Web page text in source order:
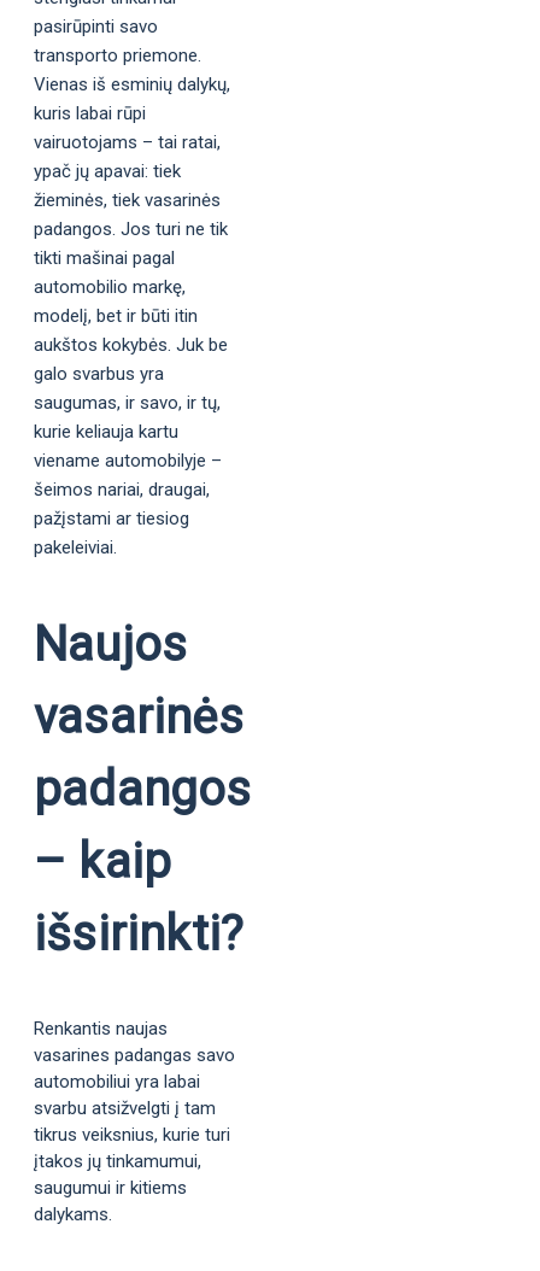
pasirūpinti savo
transporto priemone.
Vienas iš esminių dalykų,
kuris labai rūpi
vairuotojams – tai ratai,
ypač jų apavai: tiek
žieminės, tiek vasarinės
padangos. Jos turi ne tik
tikti mašinai pagal
automobilio markę,
modelį, bet ir būti itin
aukštos kokybės. Juk be
galo svarbus yra
saugumas, ir savo, ir tų,
kurie keliauja kartu
viename automobilyje –
šeimos nariai, draugai,
pažįstami ar tiesiog
pakeleiviai.
Naujos
vasarinės
padangos
– kaip
išsirinkti?
Renkantis naujas
vasarines padangas savo
automobiliui yra labai
svarbu atsižvelgti į tam
tikrus veiksnius, kurie turi
įtakos jų tinkamumui,
saugumui ir kitiems
dalykams.